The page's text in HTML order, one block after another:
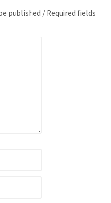
published / Required fields